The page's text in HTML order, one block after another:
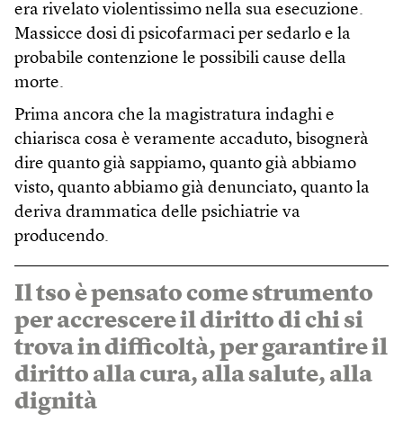
era rivelato violentissimo nella sua esecuzione.
Massicce dosi di psicofarmaci per sedarlo e la
probabile contenzione le possibili cause della
morte.
Prima ancora che la magistratura indaghi e
chiarisca cosa è veramente accaduto, bisognerà
dire quanto già sappiamo, quanto già abbiamo
visto, quanto abbiamo già denunciato, quanto la
deriva drammatica delle psichiatrie va
producendo.
Il tso è pensato come strumento
per accrescere il diritto di chi si
trova in difficoltà, per garantire il
diritto alla cura, alla salute, alla
dignità